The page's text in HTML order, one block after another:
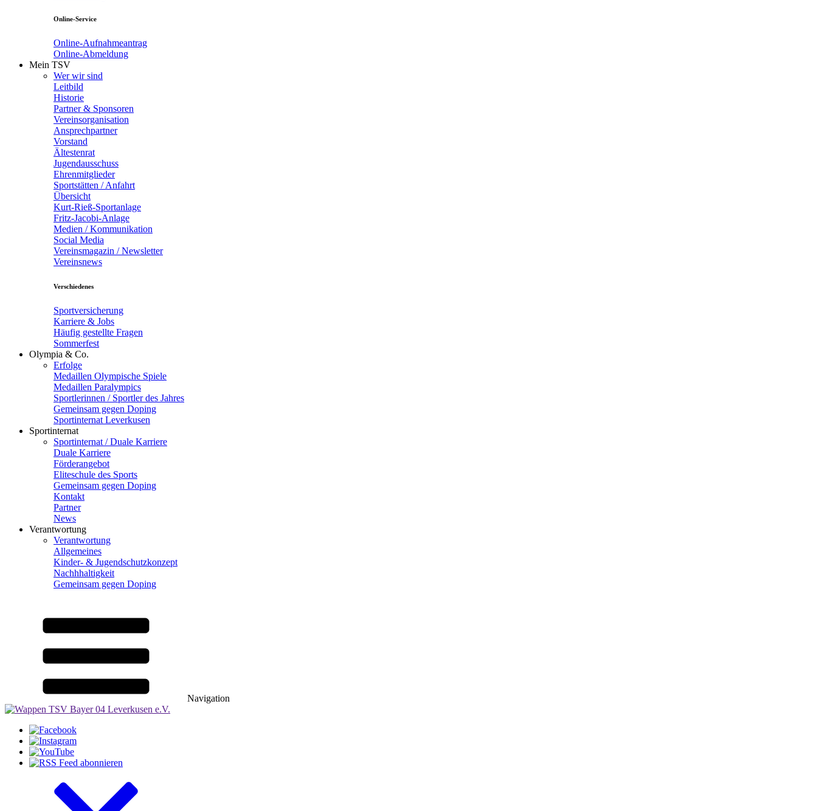
Online-Service
Online-Aufnahmeantrag
Online-Abmeldung
Mein TSV
Wer wir sind
Leitbild
Historie
Partner & Sponsoren
Vereinsorganisation
Ansprechpartner
Vorstand
Ältestenrat
Jugendausschuss
Ehrenmitglieder
Sportstätten / Anfahrt
Übersicht
Kurt-Rieß-Sportanlage
Fritz-Jacobi-Anlage
Medien / Kommunikation
Social Media
Vereinsmagazin / Newsletter
Vereinsnews
Verschiedenes
Sportversicherung
Karriere & Jobs
Häufig gestellte Fragen
Sommerfest
Olympia & Co.
Erfolge
Medaillen Olympische Spiele
Medaillen Paralympics
Sportlerinnen / Sportler des Jahres
Gemeinsam gegen Doping
Sportinternat Leverkusen
Sportinternat
Sportinternat / Duale Karriere
Duale Karriere
Förderangebot
Eliteschule des Sports
Gemeinsam gegen Doping
Kontakt
Partner
News
Verantwortung
Verantwortung
Allgemeines
Kinder- & Jugendschutzkonzept
Nachhhaltigkeit
Gemeinsam gegen Doping
Navigation